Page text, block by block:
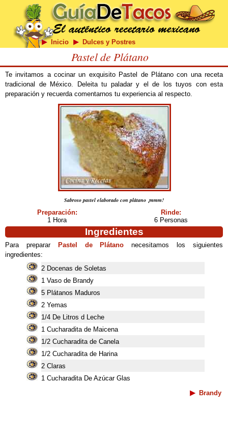
Inicio Dulces y Postres
Pastel de Plátano
Te invitamos a cocinar un exquisito Pastel de Plátano con una receta
tradicional de México. Deleita tu paladar y el de los tuyos con esta
preparación y recuerda comentarnos tu experiencia al respecto.
Sabroso pastel elaborado con plátano ¡mmm!
Preparación:
1 Hora
Rinde:
6 Personas
Ingredientes
Para preparar Pastel de Plátano necesitamos los siguientes
ingredientes:
2 Docenas de Soletas
1 Vaso de Brandy
5 Plátanos Maduros
2 Yemas
1/4 De Litros d Leche
1 Cucharadita de Maicena
1/2 Cucharadita de Canela
1/2 Cucharadita de Harina
2 Claras
1 Cucharadita De Azúcar Glas
Brandy